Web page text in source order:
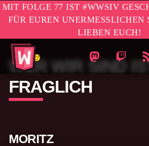
MIT FOLGE 77 IST #WWSIV
FÜR EUREN UNERMESSLICHEN
LIEBEN EUCH!
#WWSIV Homepage
WO WIR SIND
WO WIR
WER WIR SIND
FRAGLICH
MORITZ